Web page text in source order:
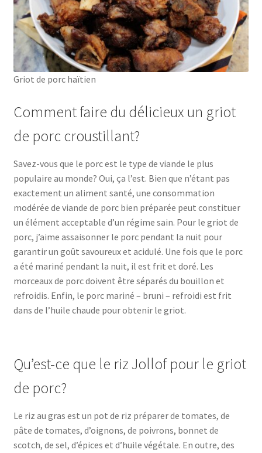
Griot de porc haïtien
Comment faire du délicieux un griot
de porc croustillant?
Savez-vous que le porc est le type de viande le plus
populaire au monde? Oui, ça l’est. Bien que n’étant pas
exactement un aliment santé, une consommation
modérée de viande de porc bien préparée peut constituer
un élément acceptable d’un régime sain. Pour le griot de
porc, j’aime assaisonner le porc pendant la nuit pour
garantir un goût savoureux et acidulé. Une fois que le porc
a été mariné pendant la nuit, il est frit et doré. Les
morceaux de porc doivent être séparés du bouillon et
refroidis. Enfin, le porc mariné – bruni – refroidi est frit
dans de l’huile chaude pour obtenir le griot.
Qu’est-ce que le riz Jollof pour le griot
de porc?
Le riz au gras est un pot de riz préparer de tomates, de
pâte de tomates, d’oignons, de poivrons, bonnet de
scotch, de sel, d’épices et d’huile végétale. En outre, des